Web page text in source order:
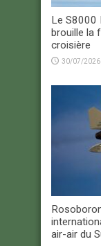
Le S8000
brouille la
croisière
30/07/2026
air-air du